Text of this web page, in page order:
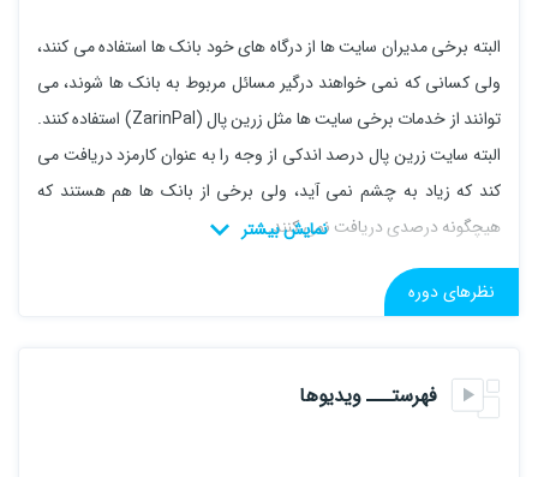
البته برخی مدیران سایت ها از درگاه های خود بانک ها استفاده می کنند،
ولی کسانی که نمی خواهند درگیر مسائل مربوط به بانک ها شوند، می
توانند از خدمات برخی سایت ها مثل زرین پال (ZarinPal) استفاده کنند.
البته سایت زرین پال درصد اندکی از وجه را به عنوان کارمزد دریافت می
کند که زیاد به چشم نمی آید، ولی برخی از بانک ها هم هستند که
هیچگونه درصدی دریافت نمی کنند.
نظرهای دوره
فهرستـــ ویدیوها